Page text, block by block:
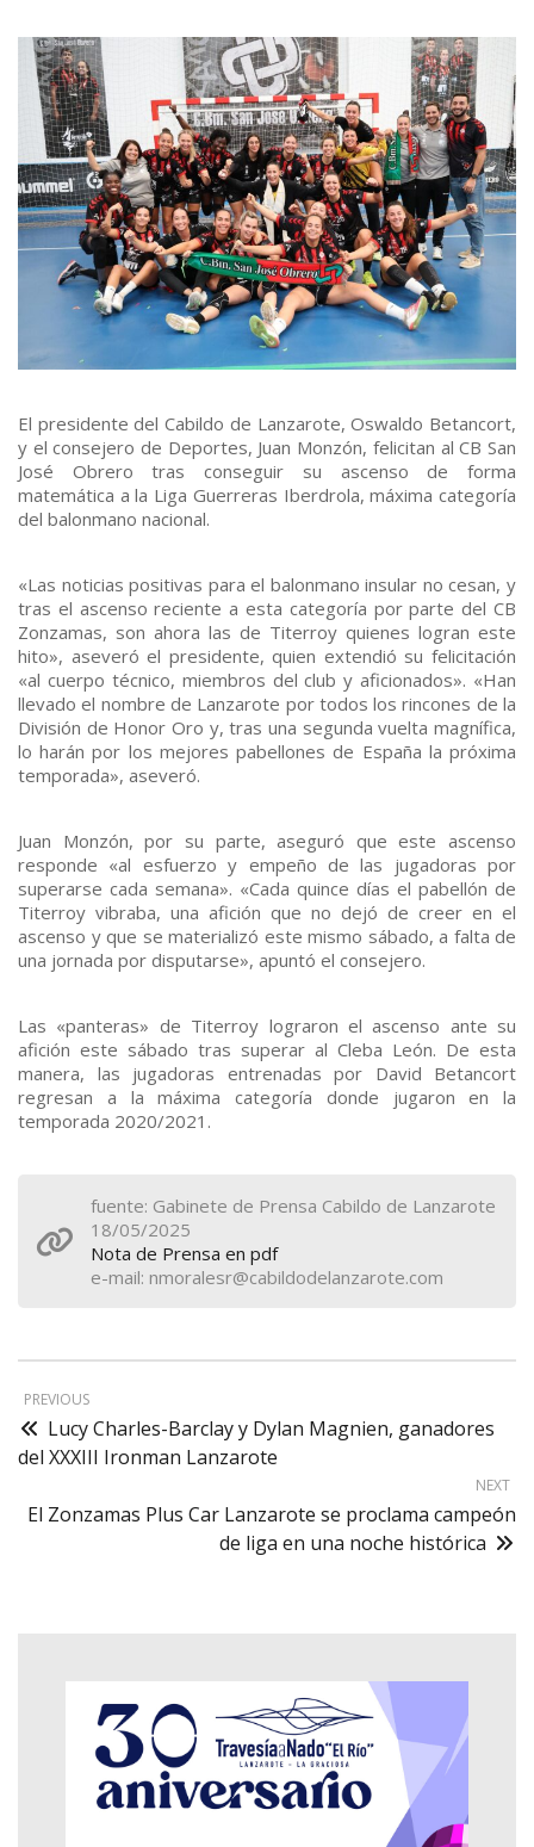
El presidente del Cabildo de Lanzarote, Oswaldo Betancort,
y el consejero de Deportes, Juan Monzón, felicitan al CB San
José Obrero tras conseguir su ascenso de forma
matemática a la Liga Guerreras Iberdrola, máxima categoría
del balonmano nacional.
«Las noticias positivas para el balonmano insular no cesan, y
tras el ascenso reciente a esta categoría por parte del CB
Zonzamas, son ahora las de Titerroy quienes logran este
hito», aseveró el presidente, quien extendió su felicitación
«al cuerpo técnico, miembros del club y aficionados». «Han
llevado el nombre de Lanzarote por todos los rincones de la
División de Honor Oro y, tras una segunda vuelta magnífica,
lo harán por los mejores pabellones de España la próxima
temporada», aseveró.
Juan Monzón, por su parte, aseguró que este ascenso
responde «al esfuerzo y empeño de las jugadoras por
superarse cada semana». «Cada quince días el pabellón de
Titerroy vibraba, una afición que no dejó de creer en el
ascenso y que se materializó este mismo sábado, a falta de
una jornada por disputarse», apuntó el consejero.
Las «panteras» de Titerroy lograron el ascenso ante su
afición este sábado tras superar al Cleba León. De esta
manera, las jugadoras entrenadas por David Betancort
regresan a la máxima categoría donde jugaron en la
temporada 2020/2021.
fuente: Gabinete de Prensa Cabildo de Lanzarote
18/05/2025
Nota de Prensa en pdf
e-mail: nmoralesr@cabildodelanzarote.com
PREVIOUS
Lucy Charles-Barclay y Dylan Magnien, ganadores
del XXXIII Ironman Lanzarote
NEXT
El Zonzamas Plus Car Lanzarote se proclama campeón
de liga en una noche histórica